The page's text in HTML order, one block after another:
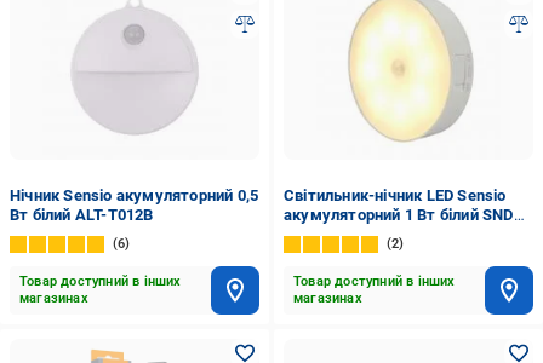
Нічник Sensio акумуляторний 0,5
Вт білий ALT-T012B
6
Товар доступний в інших
магазинах
Світильник-нічник LED Sensio
акумуляторний 1 Вт білий SNDS-
NL-1
2
Товар доступний в інших
магазинах